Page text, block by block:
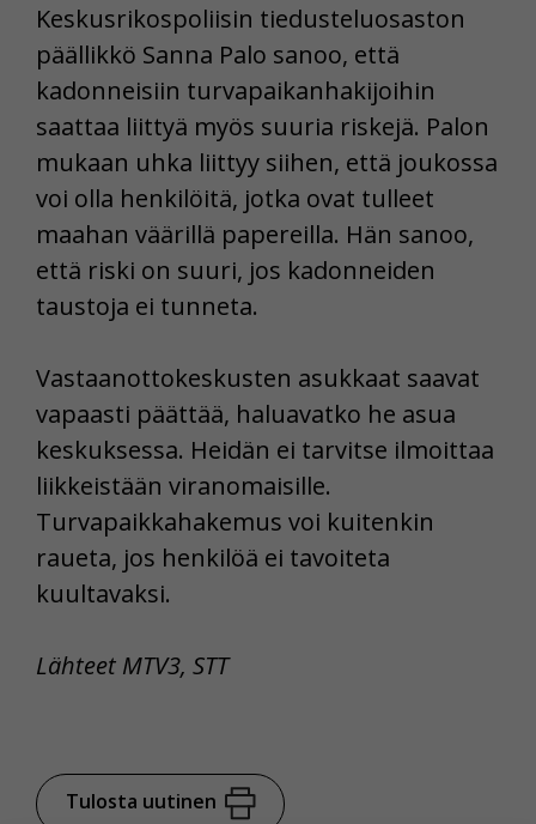
Keskusrikospoliisin tiedusteluosaston
päällikkö Sanna Palo sanoo, että
kadonneisiin turvapaikanhakijoihin
saattaa liittyä myös suuria riskejä. Palon
mukaan uhka liittyy siihen, että joukossa
voi olla henkilöitä, jotka ovat tulleet
maahan väärillä papereilla. Hän sanoo,
että riski on suuri, jos kadonneiden
taustoja ei tunneta.
Vastaanottokeskusten asukkaat saavat
vapaasti päättää, haluavatko he asua
keskuksessa. Heidän ei tarvitse ilmoittaa
liikkeistään viranomaisille.
Turvapaikkahakemus voi kuitenkin
raueta, jos henkilöä ei tavoiteta
kuultavaksi.
Lähteet MTV3, STT
Tulosta uutinen